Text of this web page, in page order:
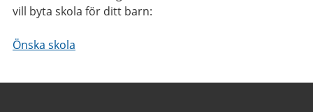
vill byta skola för ditt barn:
Önska skola